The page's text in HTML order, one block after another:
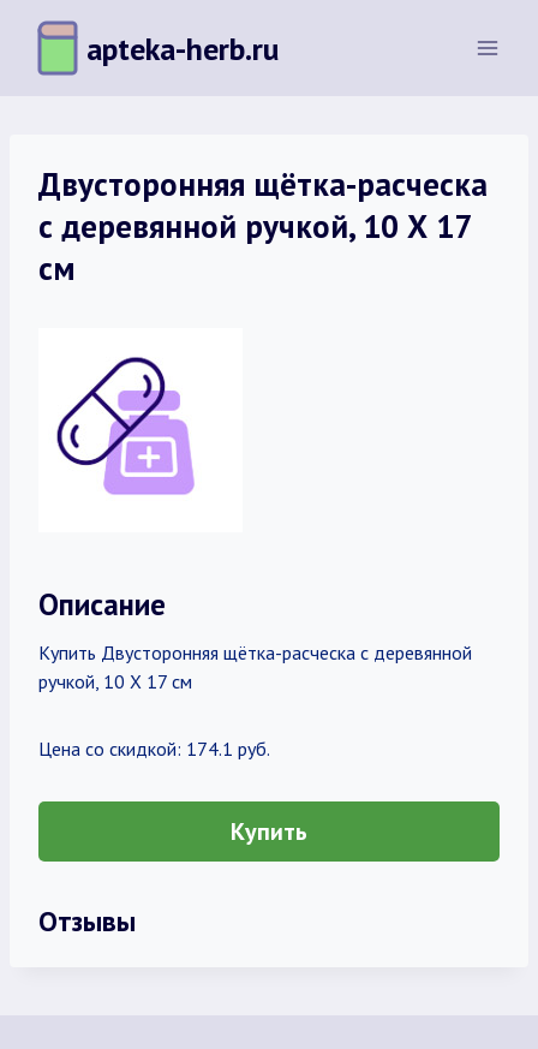
Перейти
содержимому
apteka-herb.ru
Двусторонняя щётка-расческа
с деревянной ручкой, 10 Х 17
см
Описание
Купить Двусторонняя щётка-расческа с деревянной
ручкой, 10 Х 17 см
Цена со скидкой: 174.1 руб.
Купить
Отзывы